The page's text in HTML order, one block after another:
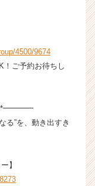
4500/9674
ご予約お待ちし
／*━━━━
る”を、動き出すき
】